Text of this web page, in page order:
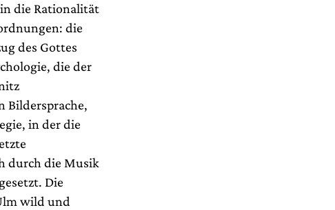
die Rationalität
die
des Gottes
die der
Bildersprache,
in der die
durch die Musik
Die
wild und